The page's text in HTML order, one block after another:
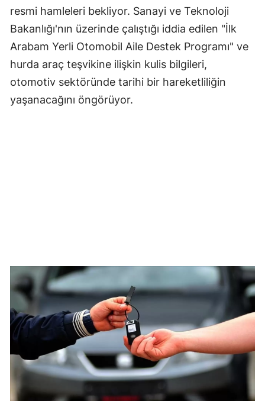
resmi hamleleri bekliyor. Sanayi ve Teknoloji
Bakanlığı'nın üzerinde çalıştığı iddia edilen "İlk
Arabam Yerli Otomobil Aile Destek Programı" ve
hurda araç teşvikine ilişkin kulis bilgileri,
otomotiv sektöründe tarihi bir hareketliliğin
yaşanacağını öngörüyor.